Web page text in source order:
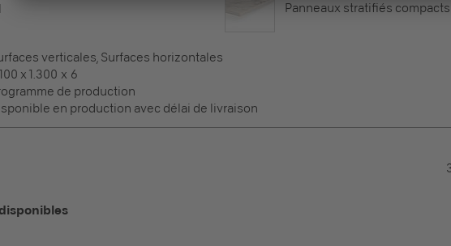
Panneaux stratifiés compacts
verticales, Surfaces horizontales
x 1.300 x 6
de production
en production avec délai de livraison